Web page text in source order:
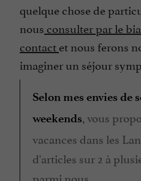
quelque chose de
nous consulter par le
contactet nous ferons
imaginer un séjour
Selon mes envies de
weekends, vous
vacances dans les
d'articles sur 2 à
parmi nous.